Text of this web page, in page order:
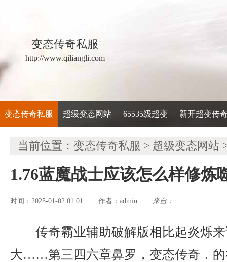
变态传奇私服
http://www.qiliangli.com
变态传奇私服 超级变态网站 65535级超变 新开超变传
当前位置： 变态传奇私服 > 超级变态网站
1.76蓝魔战士应该怎么样修炼
时间：2025-01-02 01:01 作者： admin 来自：
传奇霸业辅助破解版相比起炎烁
大……第三四六章鼻罗，变态传奇．的